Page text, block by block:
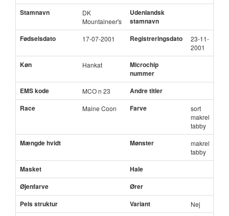
Stamnavn
DK
Mountaineer's
Udenlandsk
stamnavn
Fødselsdato
17-07-2001 Registreringsdato
23-11-
2001
Køn Hankat
Microchip
nummer
EMS kode
MCO n 23
Andre titler
Race
Maine Coon Farve
sort
makrel
tabby
Mængde hvidt Mønster
makrel
tabby
Masket
Hale
Øjenfarve
Ører
Pels struktur
Variant Nej